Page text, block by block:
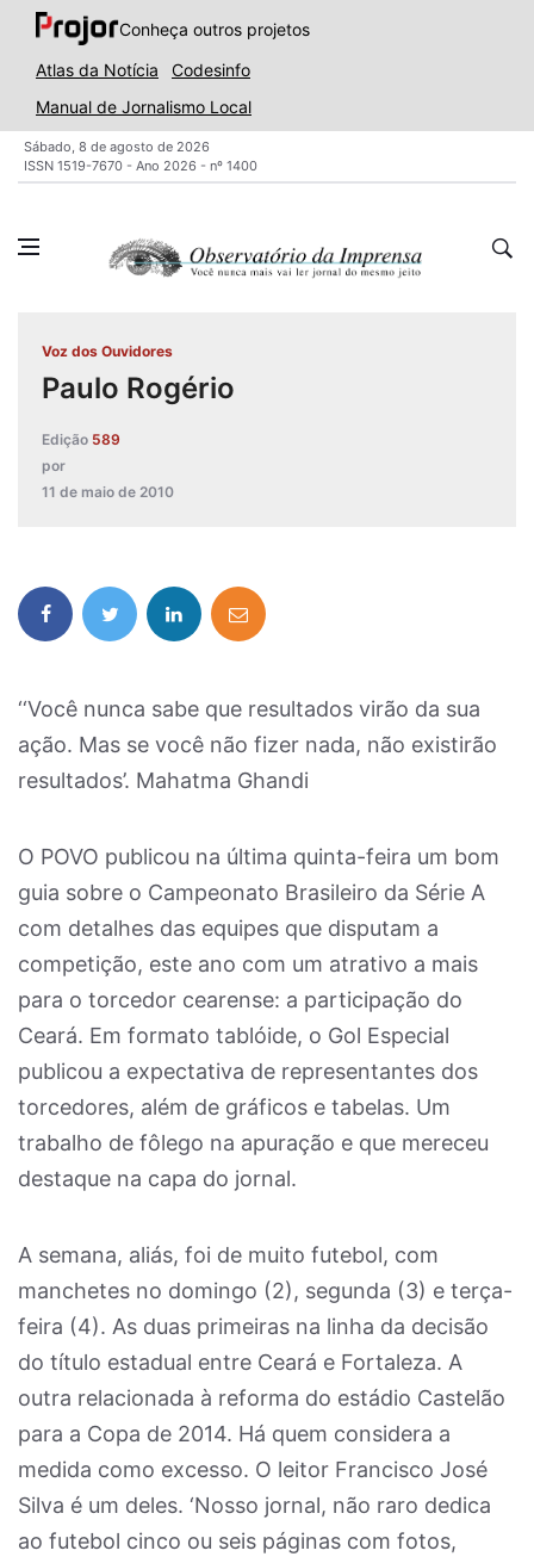
Conheça outros projetos
Atlas da Notícia
Codesinfo
Manual de Jornalismo Local
Sábado, 8 de agosto de 2026
ISSN 1519-7670 - Ano 2026 - nº 1400
Voz dos Ouvidores
Paulo Rogério
Edição 589
por
11 de maio de 2010
‘‘Você nunca sabe que resultados virão da sua
ação. Mas se você não fizer nada, não existirão
resultados’. Mahatma Ghandi
O POVO publicou na última quinta-feira um bom
guia sobre o Campeonato Brasileiro da Série A
com detalhes das equipes que disputam a
competição, este ano com um atrativo a mais
para o torcedor cearense: a participação do
Ceará. Em formato tablóide, o Gol Especial
publicou a expectativa de representantes dos
torcedores, além de gráficos e tabelas. Um
trabalho de fôlego na apuração e que mereceu
destaque na capa do jornal.
A semana, aliás, foi de muito futebol, com
manchetes no domingo (2), segunda (3) e terça-
feira (4). As duas primeiras na linha da decisão
do título estadual entre Ceará e Fortaleza. A
outra relacionada à reforma do estádio Castelão
para a Copa de 2014. Há quem considera a
medida como excesso. O leitor Francisco José
Silva é um deles. ‘Nosso jornal, não raro dedica
ao futebol cinco ou seis páginas com fotos,